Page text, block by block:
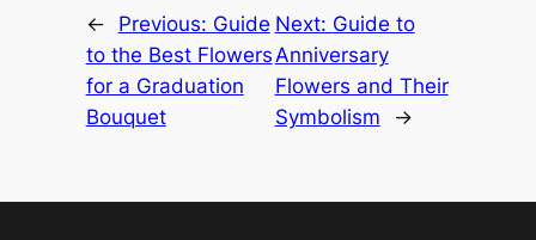
← Previous: Guide
to the Best Flowers
for a Graduation
Bouquet
Next: Guide to
Anniversary
Flowers and Their
Symbolism
→